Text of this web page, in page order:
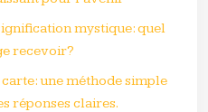
mystique: quel
recevoir?
une méthode simple
réponses claires.